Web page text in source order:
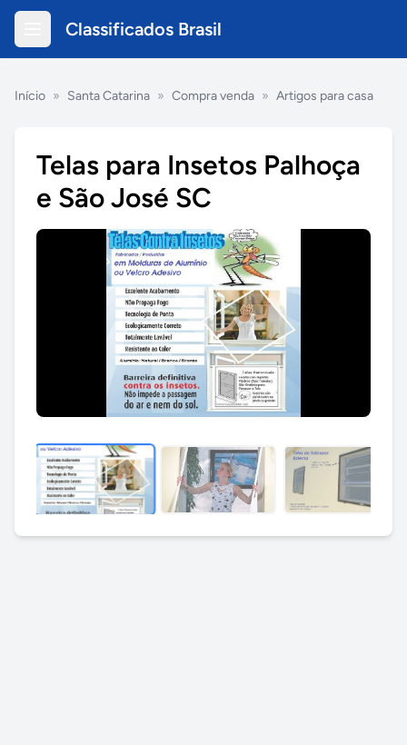
Classificados Brasil
Início » Santa Catarina » Compra venda » Artigos para casa
Telas para Insetos Palhoça
e São José SC